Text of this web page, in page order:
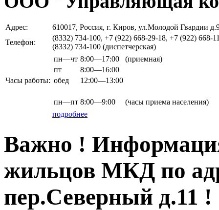
Адрес:
610017, Россия, г. Киров, ул.Молодой Гвардии
Телефон:
(8332) 734-100, +7 (922) 668-29-18, +7 (922) 668-
(8332) 734-100 (диспетчерская)
Часы работы:
пн—чт 8:00—17:00
(приемная)
пт
8:00—16:00
обед
12:00—13:00
пн—пт 8:00—9:00
(часы приема населения)
подробнее
Важно !
жильцов МКД по
пер.Северный д.11 !